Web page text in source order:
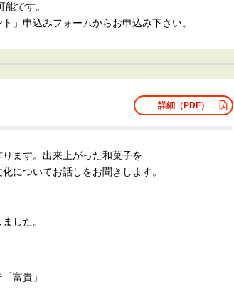
です。
申込みフォームからお申込み下さい。
詳細（PDF）
ます。出来上がった和菓子を
についてお話しをお聞きします。
した。
富貴」